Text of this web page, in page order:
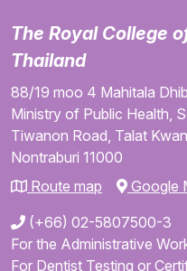
The Royal College
Thailand
88/19 moo 4 Mahitala
Ministry of Public Health,
Tiwanon Road, Talat
Nontraburi 11000
Route map
Google
(+66) 02-5807500-3
For the Administrative
For Dentist Testing or